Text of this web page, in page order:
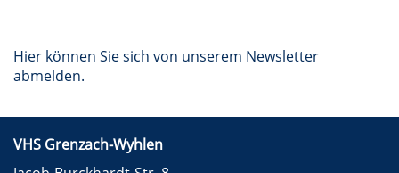
Hier können Sie sich von unserem Newsletter
abmelden.
VHS Grenzach-Wyhlen